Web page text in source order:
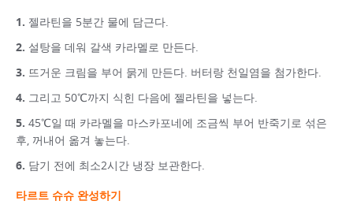
젤라틴을 5분간 물에 담근다.
설탕을 데워 갈색 카라멜로 만든다.
뜨거운 크림을 부어 묽게 만든다. 버터랑 천일염을 첨가한다.
그리고 50℃까지 식힌 다음에 젤라틴을 넣는다.
45℃일 때 카라멜을 마스카포네에 조금씩 부어 반죽기로 섞은
후, 꺼내어 옮겨 놓는다.
담기 전에 최소2시간 냉장 보관한다.
타르트 슈슈 완성하기